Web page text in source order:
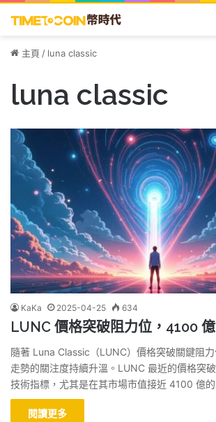
主頁 / luna classic
luna classic
KaKa 2025-04-25 634
LUNC 價格突破阻力位，4100 億
隨著 Luna Classic（LUNC）價格突破關鍵阻
走勢的關注度持續升溫。LUNC 最近的價格突
技術指標，尤其是在其市場市值接近 4100 億
閱讀更多